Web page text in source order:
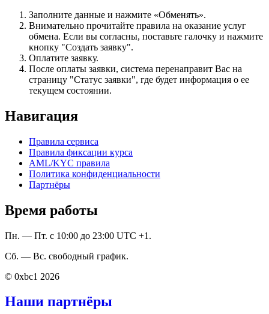
Заполните данные и нажмите «Обменять».
Внимательно прочитайте правила на оказание услуг
обмена. Если вы согласны, поставьте галочку и нажмите
кнопку "Создать заявку".
Оплатите заявку.
После оплаты заявки, система перенаправит Вас на
страницу "Статус заявки", где будет информация о ее
текущем состоянии.
Навигация
Правила сервиса
Правила фиксации курса
AML/KYC правила
Политика конфиденциальности
Партнёры
Время работы
Пн. — Пт. с 10:00 до 23:00 UTC +1.
Сб. — Вс. свободный график.
© 0xbc1 2026
Наши партнёры